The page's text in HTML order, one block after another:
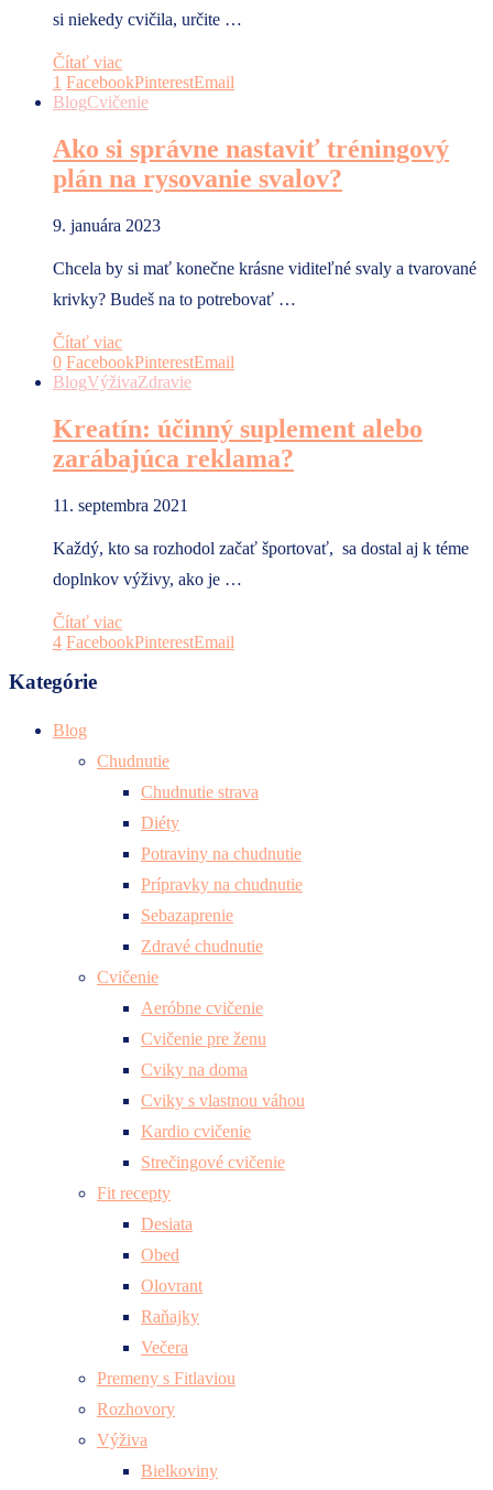
si niekedy cvičila, určite …
Čítať viac
1 FacebookPinterestEmail
BlogCvičenie
Ako si správne nastaviť tréningový
plán na rysovanie svalov?
9. januára 2023
Chcela by si mať konečne krásne viditeľné svaly a tvarované
krivky? Budeš na to potrebovať …
Čítať viac
0 FacebookPinterestEmail
BlogVýživaZdravie
Kreatín: účinný suplement alebo
zarábajúca reklama?
11. septembra 2021
Každý, kto sa rozhodol začať športovať, sa dostal aj k téme
doplnkov výživy, ako je …
Čítať viac
4 FacebookPinterestEmail
Kategórie
Blog
Chudnutie
Chudnutie strava
Diéty
Potraviny na chudnutie
Prípravky na chudnutie
Sebazaprenie
Zdravé chudnutie
Cvičenie
Aeróbne cvičenie
Cvičenie pre ženu
Cviky na doma
Cviky s vlastnou váhou
Kardio cvičenie
Strečingové cvičenie
Fit recepty
Desiata
Obed
Olovrant
Raňajky
Večera
Premeny s Fitlaviou
Rozhovory
Výživa
Bielkoviny